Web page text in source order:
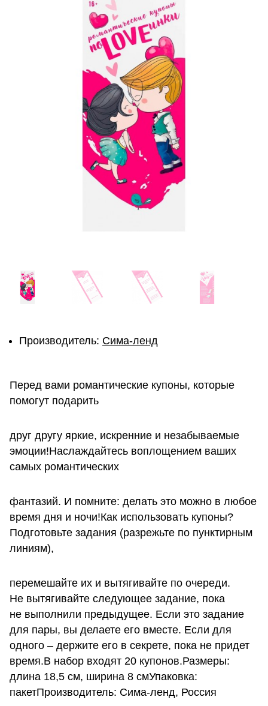
Производитель: Сима-ленд
Перед вами романтические купоны, которые
помогут подарить
друг другу яркие, искренние и незабываемые
эмоции!Наслаждайтесь воплощением ваших
самых романтических
фантазий. И помните: делать это можно в любое
время дня и ночи!Как использовать купоны?
Подготовьте задания (разрежьте по пунктирным
линиям),
перемешайте их и вытягивайте по очереди.
Не вытягивайте следующее задание, пока
не выполнили предыдущее. Если это задание
для пары, вы делаете его вместе. Если для
одного – держите его в секрете, пока не придет
время.В набор входят 20 купонов.Размеры:
длина 18,5 см, ширина 8 смУпаковка:
пакетПроизводитель: Сима-ленд, Россия